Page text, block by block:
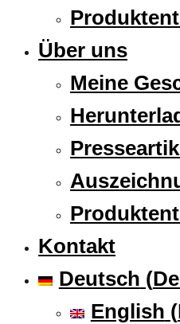
Über uns
Meine
Kontakt
Deutsch (
English (